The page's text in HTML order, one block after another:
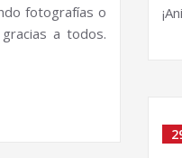
fotografías o
a todos.